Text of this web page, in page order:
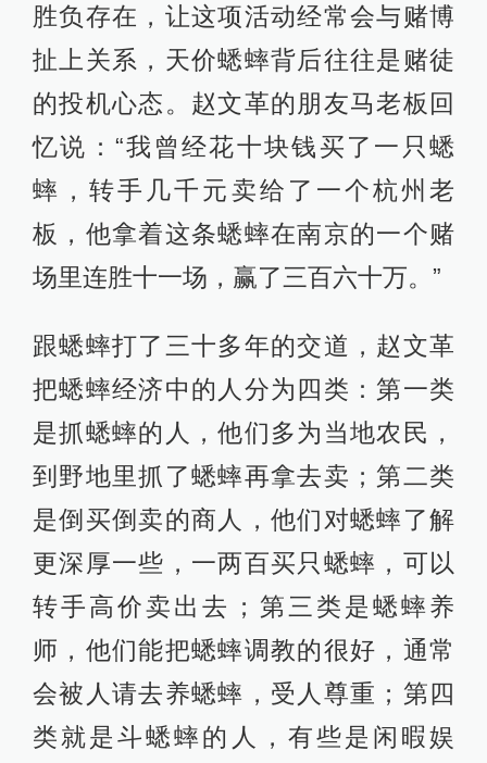
胜负存在，让这项活动经常会与赌博
扯上关系，天价蟋蟀背后往往是赌徒
的投机心态。赵文革的朋友马老板回
忆说：“我曾经花十块钱买了一只蟋
蟀，转手几千元卖给了一个杭州老
板，他拿着这条蟋蟀在南京的一个赌
场里连胜十一场，赢了三百六十万。”
跟蟋蟀打了三十多年的交道，赵文革
把蟋蟀经济中的人分为四类：第一类
是抓蟋蟀的人，他们多为当地农民，
到野地里抓了蟋蟀再拿去卖；第二类
是倒买倒卖的商人，他们对蟋蟀了解
更深厚一些，一两百买只蟋蟀，可以
转手高价卖出去；第三类是蟋蟀养
师，他们能把蟋蟀调教的很好，通常
会被人请去养蟋蟀，受人尊重；第四
类就是斗蟋蟀的人，有些是闲暇娱